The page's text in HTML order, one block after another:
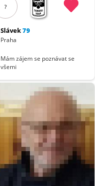
?
Slávek79
Praha
Mám zájem se poznávat se
všemi